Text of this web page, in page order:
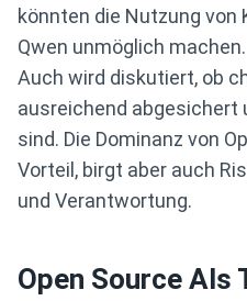
könnten die Nutzung von
Qwen unmöglich machen.
Auch wird diskutiert, ob
ausreichend abgesichert
sind. Die Dominanz von
Vorteil, birgt aber auch
und Verantwortung.
Open Source Als